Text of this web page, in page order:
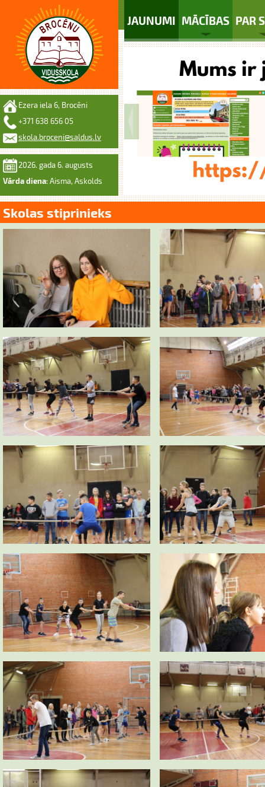
JAUNUMI MĀCĪBAS PAR
Ezera iela 6, Brocēni
+371 638 656 05
skola.broceni@saldus.lv
2026. gada 6. augusts
Vārda diena: Aisma, Askolds
Skolas stiprinieks